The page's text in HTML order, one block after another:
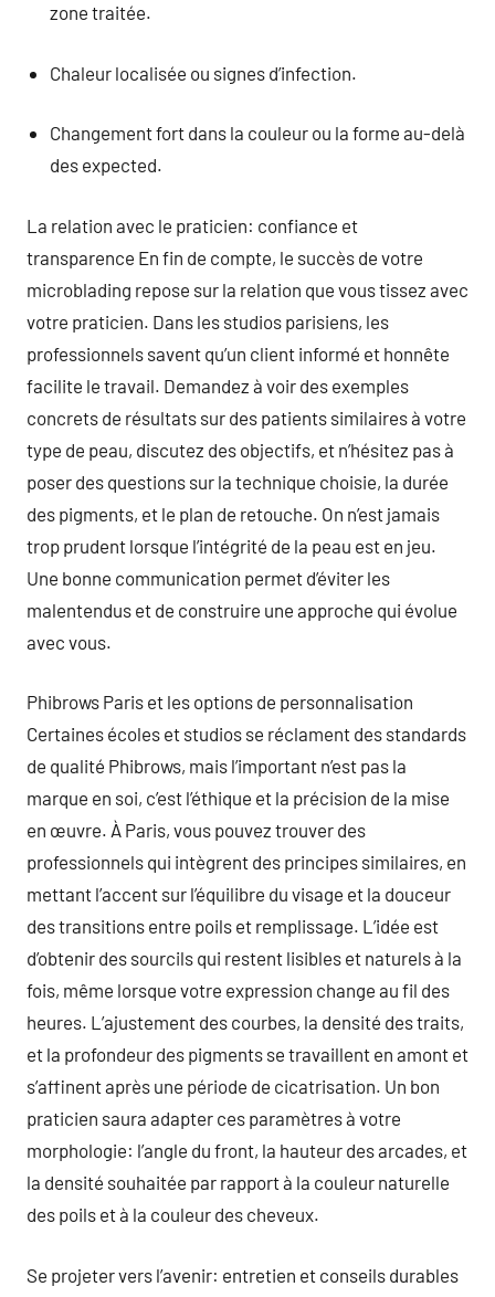
zone traitée.
Chaleur localisée ou signes d’infection.
Changement fort dans la couleur ou la forme au-delà
des expected.
La relation avec le praticien: confiance et
transparence En fin de compte, le succès de votre
microblading repose sur la relation que vous tissez avec
votre praticien. Dans les studios parisiens, les
professionnels savent qu’un client informé et honnête
facilite le travail. Demandez à voir des exemples
concrets de résultats sur des patients similaires à votre
type de peau, discutez des objectifs, et n’hésitez pas à
poser des questions sur la technique choisie, la durée
des pigments, et le plan de retouche. On n’est jamais
trop prudent lorsque l’intégrité de la peau est en jeu.
Une bonne communication permet d’éviter les
malentendus et de construire une approche qui évolue
avec vous.
Phibrows Paris et les options de personnalisation
Certaines écoles et studios se réclament des standards
de qualité Phibrows, mais l’important n’est pas la
marque en soi, c’est l’éthique et la précision de la mise
en œuvre. À Paris, vous pouvez trouver des
professionnels qui intègrent des principes similaires, en
mettant l’accent sur l’équilibre du visage et la douceur
des transitions entre poils et remplissage. L’idée est
d’obtenir des sourcils qui restent lisibles et naturels à la
fois, même lorsque votre expression change au fil des
heures. L’ajustement des courbes, la densité des traits,
et la profondeur des pigments se travaillent en amont et
s’affinent après une période de cicatrisation. Un bon
praticien saura adapter ces paramètres à votre
morphologie: l’angle du front, la hauteur des arcades, et
la densité souhaitée par rapport à la couleur naturelle
des poils et à la couleur des cheveux.
Se projeter vers l’avenir: entretien et conseils durables